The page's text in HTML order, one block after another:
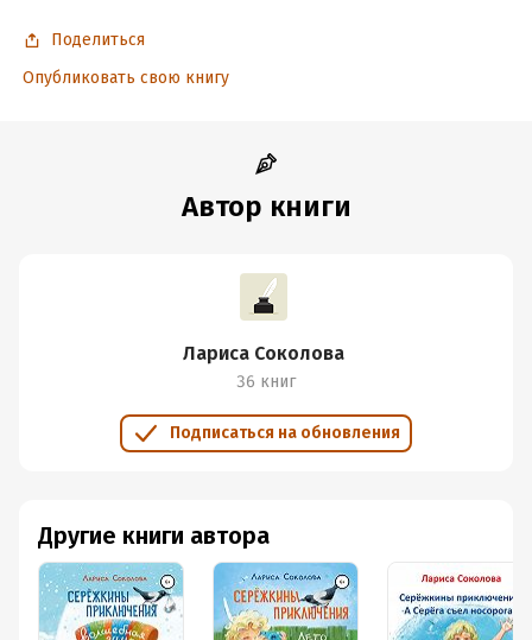
Дата поступления:17 января 2024
Поделиться
Опубликовать свою книгу
Автор книги
Лариса Соколова
36 книг
Подписаться на обновления
Другие книги автора